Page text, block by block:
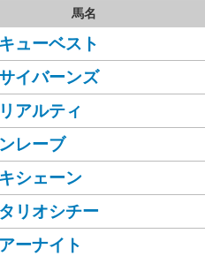
馬名
ューベスト
イバーンズ
アルティ
レーブ
シェーン
リオシチー
ーナイト